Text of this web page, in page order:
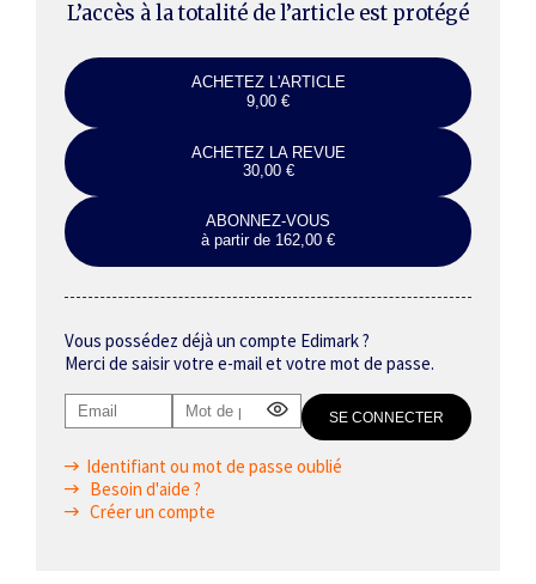
L’accès à la totalité de l’article est protégé
ACHETEZ L'ARTICLE
9,00 €
ACHETEZ LA REVUE
30,00 €
ABONNEZ-VOUS
à partir de 162,00 €
Vous possédez déjà un compte Edimark ?
Merci de saisir votre e-mail et votre mot de passe.
Identifiant ou mot de passe oublié
Besoin d'aide ?
Créer un compte